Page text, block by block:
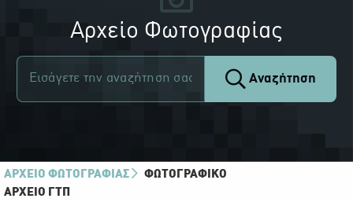
Αρχείο Φωτογραφίας
Αναζήτηση
ΑΡΧΕΙΟ ΦΩΤΟΓΡΑΦΙΑΣ
ΦΩΤΟΓΡΑΦΙΚΌ
ΑΡΧΕΊΟ ΓΤΠ